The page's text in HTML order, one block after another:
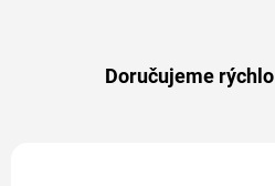
Doručujeme rýchlo